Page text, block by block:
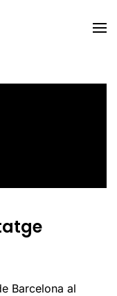
Barcelona al